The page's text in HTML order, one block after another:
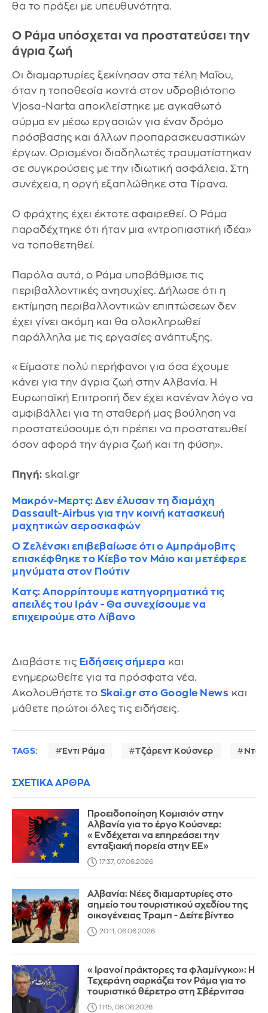
θα το πράξει με υπευθυνότητα.
Ο Ράμα υπόσχεται να προστατεύσει την
άγρια ζωή
Οι διαμαρτυρίες ξεκίνησαν στα τέλη Μαΐου,
όταν η τοποθεσία κοντά στον υδροβιότοπο
Vjosa-Narta αποκλείστηκε με αγκαθωτό
σύρμα εν μέσω εργασιών για έναν δρόμο
πρόσβασης και άλλων προπαρασκευαστικών
έργων. Ορισμένοι διαδηλωτές τραυματίστηκαν
σε συγκρούσεις με την ιδιωτική ασφάλεια. Στη
συνέχεια, η οργή εξαπλώθηκε στα Τίρανα.
Ο φράχτης έχει έκτοτε αφαιρεθεί. Ο Ράμα
παραδέχτηκε ότι ήταν μια «ντροπιαστική ιδέα»
να τοποθετηθεί.
Παρόλα αυτά, ο Ράμα υποβάθμισε τις
περιβαλλοντικές ανησυχίες. Δήλωσε ότι η
εκτίμηση περιβαλλοντικών επιπτώσεων δεν
έχει γίνει ακόμη και θα ολοκληρωθεί
παράλληλα με τις εργασίες ανάπτυξης.
«Είμαστε πολύ περήφανοι για όσα έχουμε
κάνει για την άγρια ζωή στην Αλβανία. Η
Ευρωπαϊκή Επιτροπή δεν έχει κανέναν λόγο να
αμφιβάλλει για τη σταθερή μας βούληση να
προστατεύσουμε ό,τι πρέπει να προστατευθεί
όσον αφορά την άγρια ζωή και τη φύση».
Πηγή: skai.gr
Μακρόν-Μερτς: Δεν έλυσαν τη διαμάχη
Dassault-Airbus για την κοινή κατασκευή
μαχητικών αεροσκαφών
Ο Ζελένσκι επιβεβαίωσε ότι ο Αμπράμοβιτς
επισκέφθηκε το Κίεβο τον Μάιο και μετέφερε
μηνύματα στον Πούτιν
Κατς: Απορρίπτουμε κατηγορηματικά τις
απειλές του Ιράν - Θα συνεχίσουμε να
επιχειρούμε στο Λίβανο
Διαβάστε τις Ειδήσεις σήμερα και
ενημερωθείτε για τα πρόσφατα νέα.
Ακολουθήστε το Skai.gr στο Google News και
μάθετε πρώτοι όλες τις ειδήσεις.
TAGS: Έντι Ράμα Τζάρεντ Κούσνερ
ΣΧΕΤΙΚΑ ΑΡΘΡΑ
Προειδοποίηση Κομισιόν στην
Αλβανία για το έργο Κούσνερ:
«Ενδέχεται να επηρεάσει την
ενταξιακή πορεία στην ΕΕ»
17:37, 07.06.2026
Αλβανία: Νέες διαμαρτυρίες στο
σημείο του τουριστικού σχεδίου της
οικογένειας Τραμπ - Δείτε βίντεο
20:11, 06.06.2026
«Ιρανοί πράκτορες τα φλαμίνγκο»: Η
Τεχεράνη σαρκάζει τον Ράμα για το
τουριστικό θέρετρο στη Σβέρνιτσα
11:15, 08.06.2026